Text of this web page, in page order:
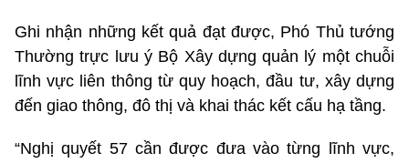
Ghi nhận những kết quả đạt được, Phó Thủ tướng
Thường trực lưu ý Bộ Xây dựng quản lý một chuỗi
lĩnh vực liên thông từ quy hoạch, đầu tư, xây dựng
đến giao thông, đô thị và khai thác kết cấu hạ tầng.
“Nghị quyết 57 cần được đưa vào từng lĩnh vực,